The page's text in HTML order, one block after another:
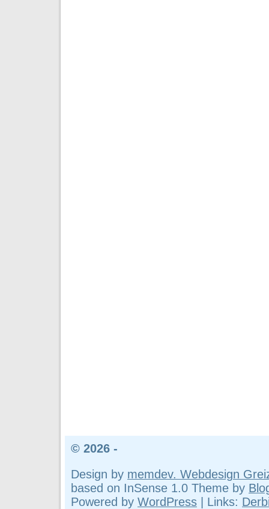
© 2026 -
Design by memdev. Webdesign
based on InSense 1.0 Theme by
Powered by WordPress | Links: